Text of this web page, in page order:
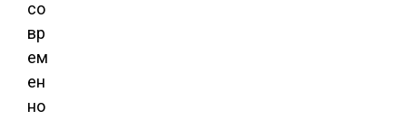
со
вр
ем
ен
но